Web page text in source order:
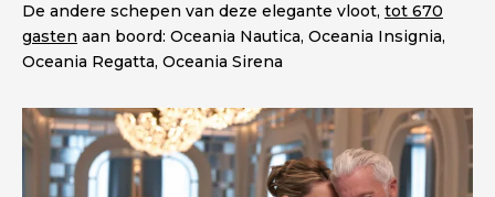
De andere schepen van deze elegante vloot, tot 670
gasten aan boord: Oceania Nautica, Oceania Insignia,
Oceania Regatta, Oceania Sirena